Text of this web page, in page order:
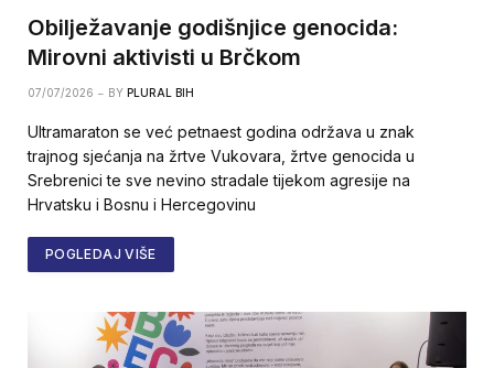
Obilježavanje godišnjice genocida:
Mirovni aktivisti u Brčkom
07/07/2026 BY PLURAL BIH
Ultramaraton se već petnaest godina održava u znak
trajnog sjećanja na žrtve Vukovara, žrtve genocida u
Srebrenici te sve nevino stradale tijekom agresije na
Hrvatsku i Bosnu i Hercegovinu
POGLEDAJ VIŠE